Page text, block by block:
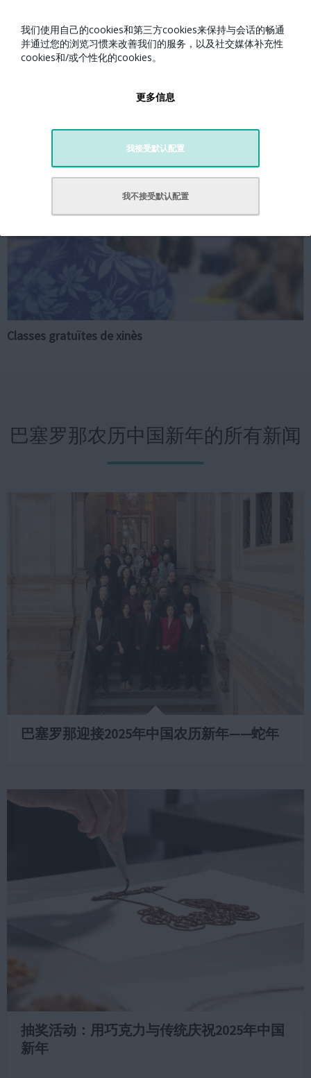
我们使用自己的cookies和第三方cookies来保持与会话的畅通
并通过您的浏览习惯来改善我们的服务，以及社交媒体补充性
cookies和/或个性化的cookies。
更多信息
我接受默认配置
我不接受默认配置
巴塞罗那孔子学院"电影俱乐部"系列活动：《白蛇：缘
起》
Classes gratuïtes de xinès
巴塞罗那农历中国新年的所有新闻
巴塞罗那迎接2025年中国农历新年——蛇年
抽奖活动：用巧克力与传统庆祝2025年中国
新年